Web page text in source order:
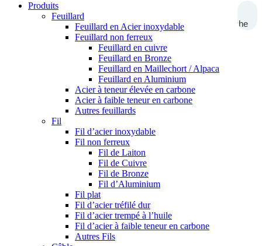
Recherche
Produits
Feuillard
Feuillard en Acier inoxydable
Feuillard non ferreux
Feuillard en cuivre
Feuillard en Bronze
Feuillard en Maillechort / Alpaca
Feuillard en Aluminium
Acier à teneur élevée en carbone
Acier à faible teneur en carbone
Autres feuillards
Fil
Fil d’acier inoxydable
Fil non ferreux
Fil de Laiton
Fil de Cuivre
Fil de Bronze
Fil d’Aluminium
Fil plat
Fil d’acier tréfilé dur
Fil d’acier trempé à l’huile
Fil d’acier à faible teneur en carbone
Autres Fils